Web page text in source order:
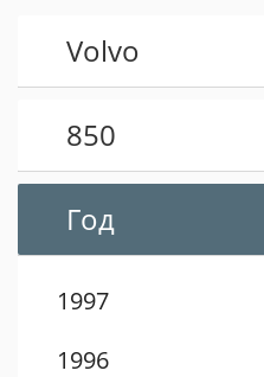
Volvo
850
Год
1997
1996